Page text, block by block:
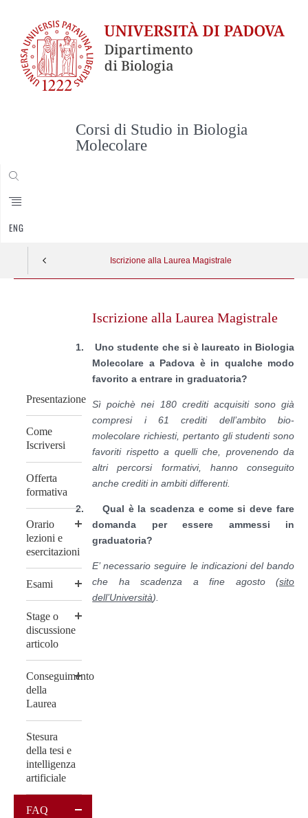
Corsi di Studio in Biologia
Molecolare
ENG
Iscrizione alla Laurea Magistrale
Presentazione
Come
Iscriversi
Offerta
formativa
Orario
lezioni e
esercitazioni
Esami
Stage o
discussione
articolo
Conseguimento
della
Laurea
Stesura
della tesi e
intelligenza
artificiale
FAQ
content
Iscrizione alla Laurea Magistrale
1.
Uno studente che si è laureato in Biologia
Molecolare a Padova è in qualche modo
favorito a entrare in graduatoria?
Sì poichè nei 180 crediti acquisiti sono già
compresi i 61 crediti dell’ambito bio-
molecolare richiesti, pertantogli studenti sono
favoriti rispetto a quelli che, provenendo da
altri percorsi formativi, hanno conseguito
anche crediti in ambiti differenti.
2.
Qual è la scadenza e come si deve fare
domanda per essere ammessi in
graduatoria?
E’ necessario seguire le indicazioni del bando
che ha scadenza a fine agosto (sito
dell’Università).